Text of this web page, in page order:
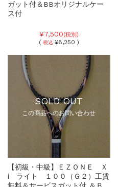
ガット付＆BBオリジナルケー
ス付
¥7,500(税別)
( 税込 ¥8,250 )
SOLD OUT
この商品へのお問い合わせ
【初級・中級】ＥＺＯＮＥ Ｘ
i ライト １００（Ｇ２）工賃